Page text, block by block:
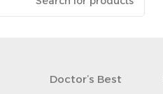
Doctor’s Best